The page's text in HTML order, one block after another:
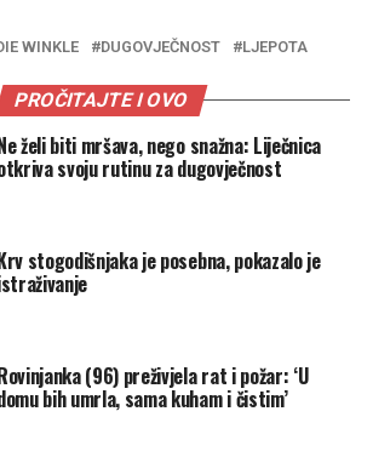
WINKLE DUGOVJEČNOST LJEPOTA
PROČITAJTE I OVO
želi biti mršava, nego snažna: Liječnica
svoju rutinu za dugovječnost
stogodišnjaka je posebna, pokazalo je
(96) preživjela rat i požar: ‘U
bih umrla, sama kuham i čistim’